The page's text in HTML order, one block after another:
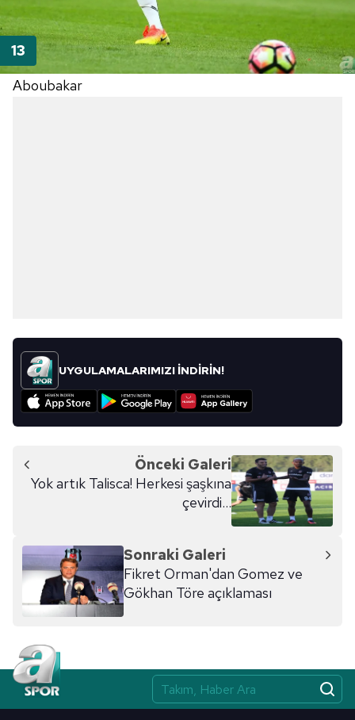
Aboubakar
UYGULAMALARIMIZI İNDİRİN!
Önceki Galeri
Yok artık Talisca! Herkesi şaşkına
çevirdi...
Sonraki Galeri
Fikret Orman'dan Gomez ve
Gökhan Töre açıklaması